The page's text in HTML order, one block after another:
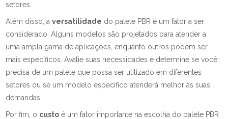
setores.
Além disso, aversatilidade do palete PBR é um fator a ser
considerado. Alguns modelos são projetados para atender a
uma ampla gama de aplicações, enquanto outros podem ser
mais específicos. Avalie suas necessidades e determine se você
precisa de um palete que possa ser utilizado em diferentes
setores ou se um modelo específico atenderá melhor às suas
demandas.
Por fim, o custo é um fator importante na escolha do palete PBR